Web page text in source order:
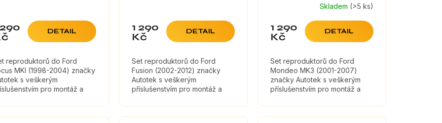
290
DETAIL
reproduktorů do Ford
MKI (1998-2004) značky
s veškerým
pro montáž a
zefektivní zvuk
Koaxiální...
1 290
Kč
DETAIL
Set reproduktorů do Ford
Fusion (2002-2012) značky
Autotek s veškerým
příslušenstvím pro montáž a
maximálně zefektivní zvuk
reproduktorů. Koaxiální...
produktu
je
5
hvězdiček.
Skladem (>5 ks)
1 290
Kč
DETAIL
Set reproduktorů do Ford
Mondeo MK3 (2001-2007)
značky Autotek s veškerým
příslušenstvím pro montáž a
maximálně zefektivní zvuk
reproduktorů....